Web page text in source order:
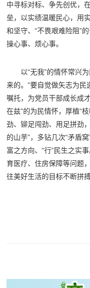
中寻标对标、争先创优，
垒，以实绩温暖民心，用
和坚守、“不畏艰难险阻”
操心事、烦心事。
以“无我”的情怀常兴
来的。“要自觉做矢志为
嘱托，为党员干部成长成
在兹”的为民情怀，厚植“
劲、铆足闯劲、用足拼劲
的山芋”，多钻几次“矛盾
富之方向、“行”民生之实
育医疗、住房保障等问题
往美好生活的目标不断拼